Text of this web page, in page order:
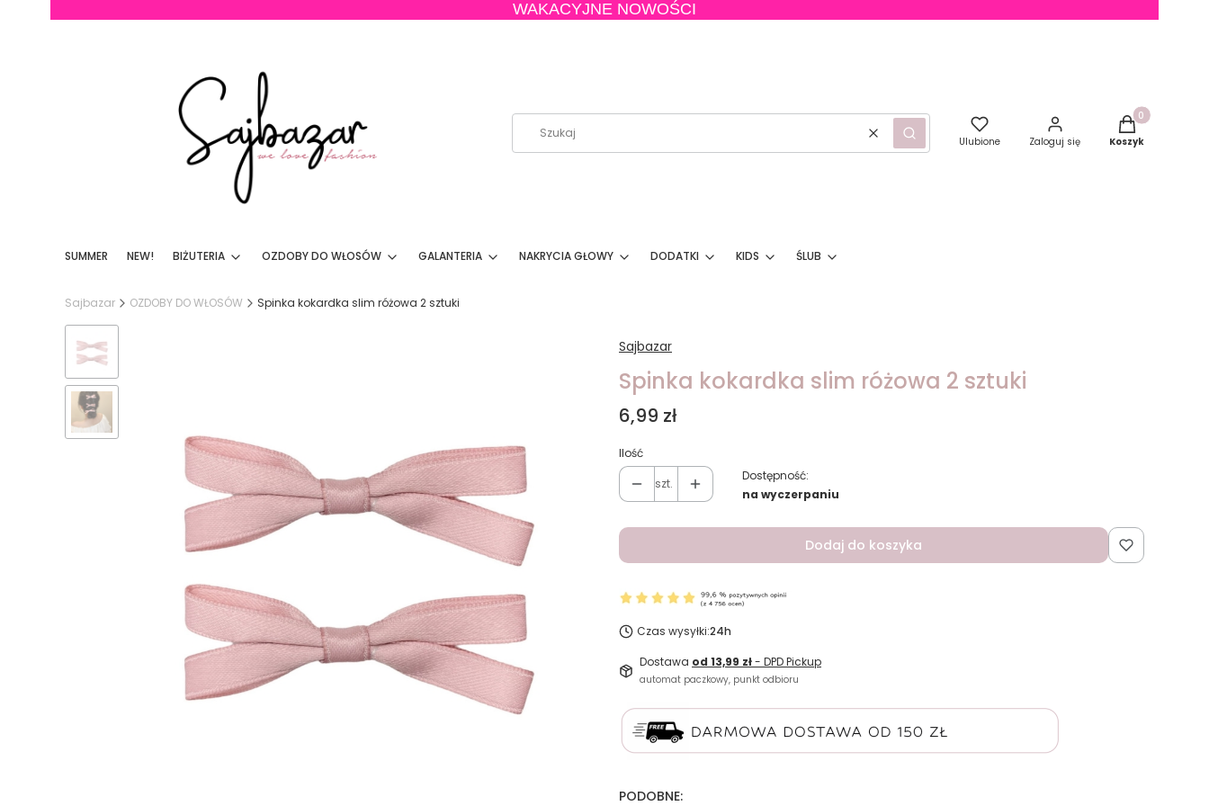
WAKACYJNE NOWOŚCI
WyczyśćSzukaj Ulubione Zaloguj się
Produkty w
Koszyk
SUMMER NEW! BIŻUTERIA OZDOBY DO WŁOSÓW GALANTERIA NAKRYCIA GŁOWY DODATKI KIDS ŚLUB
Sajbazar OZDOBY DO WŁOSÓW Spinka kokardka slim różowa 2 sztuki
Sajbazar
Spinka kokardka slim różowa 2 sztuki
Cena
6,99 zł
Ilość
szt.
Dostępność:
na wyczerpaniu
Dodaj do koszyka
Czas wysyłki:24h
Dostawa od 13,99 zł- DPD Pickup
automat paczkowy, punkt odbioru
PODOBNE: